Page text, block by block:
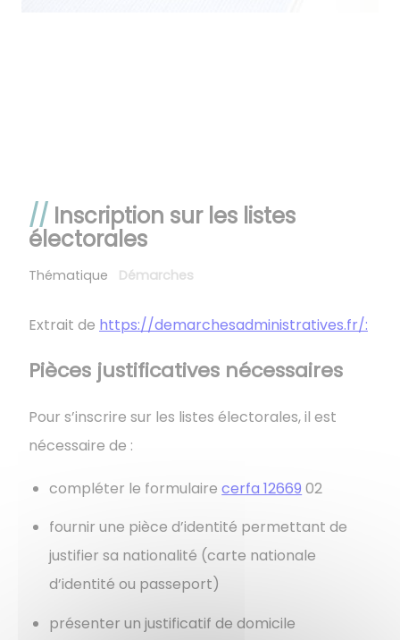
Inscription sur les listes
électorales
Thématique Démarches
Extrait de https://demarchesadministratives.fr/:
Pièces justificatives nécessaires
Pour s’inscrire sur les listes électorales, il est
nécessaire de :
compléter le formulairecerfa 12669 02
fournir une pièce d’identité permettant de
justifier sa nationalité (carte nationale
d’identité ou passeport)
présenter un justificatif de domicile